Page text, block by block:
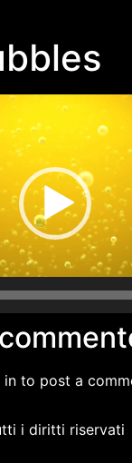
to post a
i diritti riservati